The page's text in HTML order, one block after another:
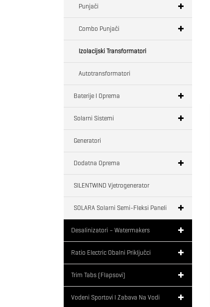
Punjači
Combo Punjači
Izolacijski Transformatori
Autotransformatori
Baterije I Oprema
Solarni Sistemi
Generatori
Dodatna Oprema
SILENTWIND Vjetrogenerator
SOLARA Solarni Semi-Fleksi Paneli
Desalinizatori – Watermakers
Ratio Electric Obalni Priključci
Trim Tabs (flapsovi)
Vodeni Sportovi I Zabava Na Vodi